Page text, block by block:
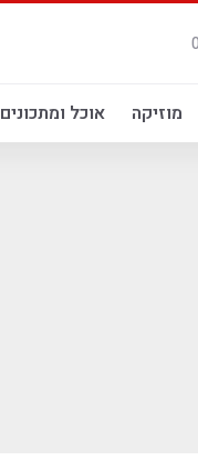
מוזיקה אוכל ומתכונים